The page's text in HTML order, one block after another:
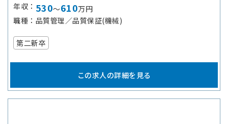
年収
530～610万円
職種
品質管理／品質保証(機械)
第二新卒
この求人の詳細を見る